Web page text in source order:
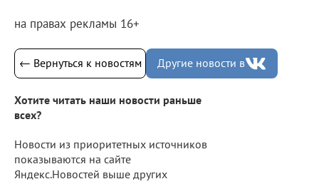
на правах рекламы 16+
← Вернуться к новостям Другие новости в
Хотите читать наши новости раньше
всех?
Новости из приоритетных источников
показываются на сайте
Яндекс.Новостей выше других